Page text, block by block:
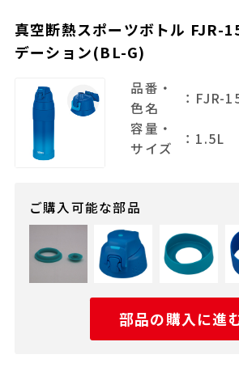
真空断熱スポーツボトル FJR-
デーション(BL-G)
品番・
色名
：FJR-
容量・
サイズ
：1.5L
ご購入可能な部品
部品の購入に進